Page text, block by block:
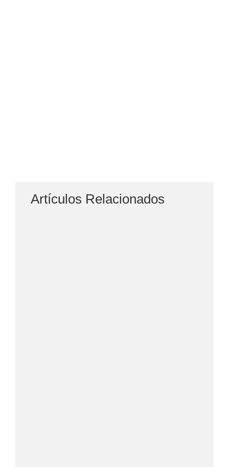
Artículos Relacionados